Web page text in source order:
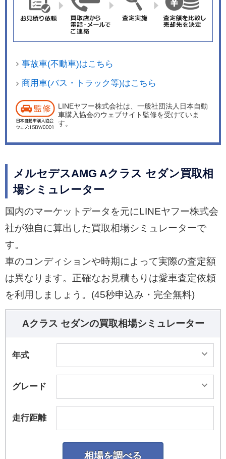
事故車(不動車)はこちら
商用車(バス・トラック等)はこちら
LINEヤフー株式会社は、一般社団法人日本自動
車購入協会のウェブサイト監修を受けていま
す。
メルセデスAMG Aクラス セダン買取相
場シミュレーター
国内のマーケットデータを元にLINEヤフー株式会
社が独自に算出した買取相場シミュレーターで
す。
車のコンディションや時期によって実際の査定額
は異なります。正確なお見積もりは愛車査定依頼
を利用しましょう。(45秒申込み・完全無料)
Aクラス セダンの買取相場シミュレーター
年式
グレード
走行距離